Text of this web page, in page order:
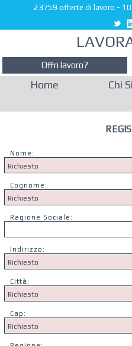
23759 offerte di lavoro -
Offri lavoro?
Home Chi
Nome:
Cognome:
Ragione Sociale:
Indirizzo:
Città:
Cap: